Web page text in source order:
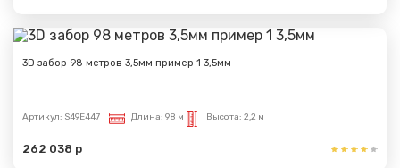
3D забор 98 метров 3,5мм пример 1 3,5мм
Артикул: S49E447 Длина: 98 м Высота: 2,2 м
262 038 р